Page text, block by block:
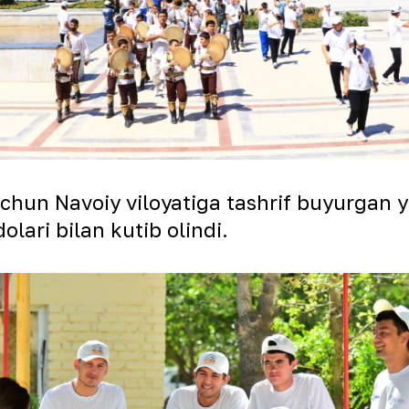
Navoiy viloyatiga tashrif buyurgan
bilan kutib olindi.